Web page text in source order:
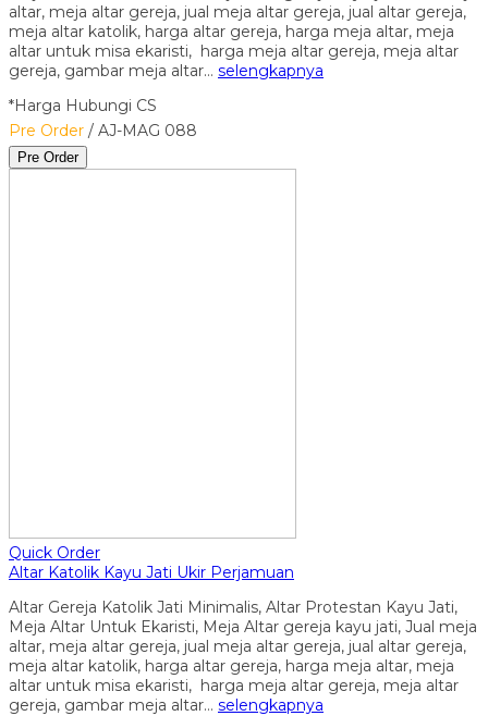
altar, meja altar gereja, jual meja altar gereja, jual altar gereja,
meja altar katolik, harga altar gereja, harga meja altar, meja
altar untuk misa ekaristi, harga meja altar gereja, meja altar
gereja, gambar meja altar… selengkapnya
*Harga Hubungi CS
Pre Order / AJ-MAG 088
Pre Order
Quick Order
Altar Katolik Kayu Jati Ukir Perjamuan
Altar Gereja Katolik Jati Minimalis, Altar Protestan Kayu Jati,
Meja Altar Untuk Ekaristi, Meja Altar gereja kayu jati, Jual meja
altar, meja altar gereja, jual meja altar gereja, jual altar gereja,
meja altar katolik, harga altar gereja, harga meja altar, meja
altar untuk misa ekaristi, harga meja altar gereja, meja altar
gereja, gambar meja altar… selengkapnya